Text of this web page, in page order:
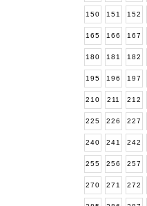
150 151 152
165 166 167
180 181 182
195 196 197
210 211 212
225 226 227
240 241 242
255 256 257
270 271 272